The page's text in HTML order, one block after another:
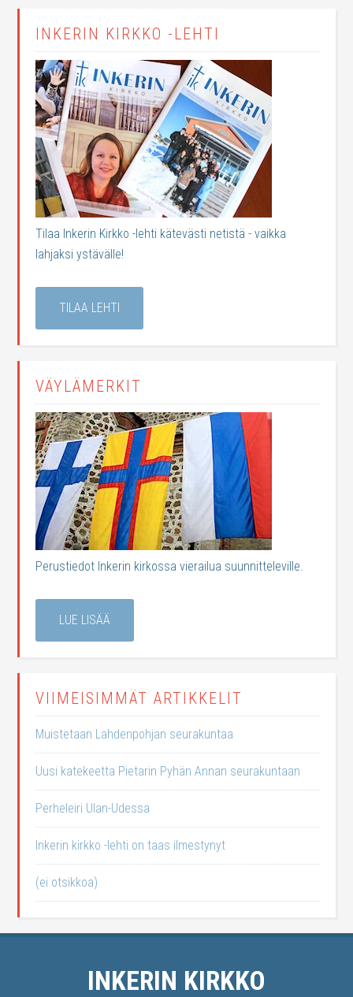
INKERIN KIRKKO -LEHTI
Tilaa Inkerin Kirkko -lehti kätevästi netistä - vaikka
lahjaksi ystävälle!
TILAA LEHTI
VÄYLÄMERKIT
Perustiedot Inkerin kirkossa vierailua suunnitteleville.
LUE LISÄÄ
VIIMEISIMMÄT ARTIKKELIT
Muistetaan Lahdenpohjan seurakuntaa
Uusi katekeetta Pietarin Pyhän Annan seurakuntaan
Perheleiri Ulan-Udessa
Inkerin kirkko -lehti on taas ilmestynyt
(ei otsikkoa)
INKERIN KIRKKO